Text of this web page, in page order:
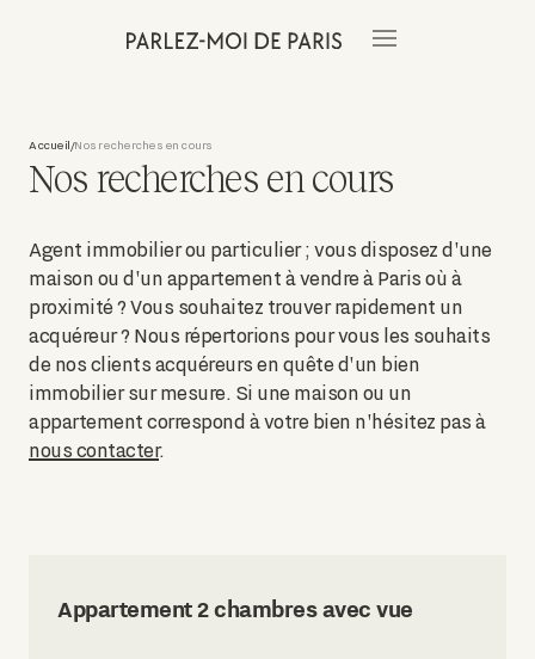
Accueil/Nos recherches en cours
Nos recherches en cours
Agent immobilier ou particulier ; vous disposez d'une
maison ou d'un appartement à vendre à Paris où à
proximité ? Vous souhaitez trouver rapidement un
acquéreur ? Nous répertorions pour vous les souhaits
de nos clients acquéreurs en quête d'un bien
immobilier sur mesure. Si une maison ou un
appartement correspond à votre bien n'hésitez pas à
nous contacter.
Appartement 2 chambres avec vue